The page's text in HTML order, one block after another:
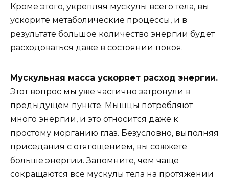
Кроме этого, укрепляя мускулы всего тела, вы
ускорите метаболические процессы, и в
результате большое количество энергии будет
расходоваться даже в состоянии покоя.
Мускульная масса ускоряет расход энергии.
Этот вопрос мы уже частично затронули в
предыдущем пункте. Мышцы потребляют
много энергии, и это относится даже к
простому морганию глаз. Безусловно, выполняя
приседания с отягощением, вы сожжете
больше энергии. Запомните, чем чаще
сокращаются все мускулы тела на протяжении